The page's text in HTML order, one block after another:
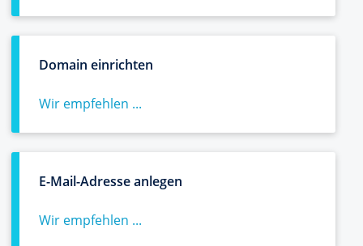
Domain einrichten
Wir empfehlen ...
E-Mail-Adresse anlegen
Wir empfehlen ...